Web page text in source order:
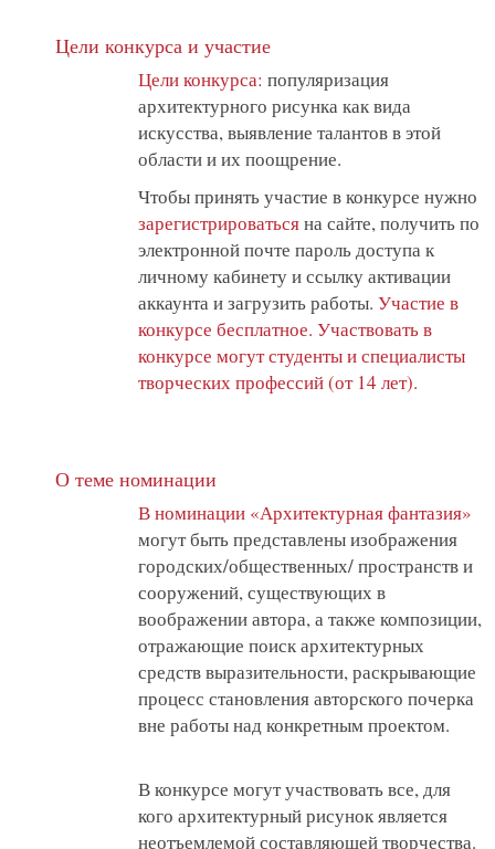
Цели конкурса и участие
Цели конкурса: популяризация
архитектурного рисунка как вида
искусства, выявление талантов в этой
области и их поощрение.
Чтобы принять участие в конкурсе нужно
зарегистрироватьсяна сайте, получить по
электронной почте пароль доступа к
личному кабинету и ссылку активации
аккаунта и загрузить работы. Участие в
конкурсе бесплатное. Участвовать в
конкурсе могут студенты и специалисты
творческих профессий (от 14 лет).
О теме номинации
В номинации «Архитектурная фантазия»
могут быть представлены изображения
городских/общественных/ пространств и
сооружений, существующих в
воображении автора, а также композиции,
отражающие поиск архитектурных
средств выразительности, раскрывающие
процесс становления авторского почерка
вне работы над конкретным проектом.
В конкурсе могут участвовать все, для
кого архитектурный рисунок является
неотъемлемой составляющей творчества.